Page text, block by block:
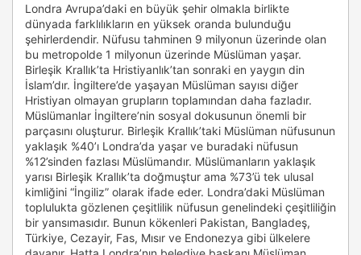
Londra Avrupa’daki en büyük şehir olmakla birlikte
dünyada farklılıkların en yüksek oranda bulunduğu
şehirlerdendir. Nüfusu tahminen 9 milyonun üzerinde olan
bu metropolde 1 milyonun üzerinde Müslüman yaşar.
Birleşik Krallık’ta Hristiyanlık’tan sonraki en yaygın din
İslam’dır. İngiltere’de yaşayan Müslüman sayısı diğer
Hristiyan olmayan grupların toplamından daha fazladır.
Müslümanlar İngiltere’nin sosyal dokusunun önemli bir
parçasını oluşturur. Birleşik Krallık’taki Müslüman nüfusunun
yaklaşık %40’ı Londra’da yaşar ve buradaki nüfusun
%12’sinden fazlası Müslümandır. Müslümanların yaklaşık
yarısı Birleşik Krallık’ta doğmuştur ama %73’ü tek ulusal
kimliğini “İngiliz” olarak ifade eder. Londra’daki Müslüman
toplulukta gözlenen çeşitlilik nüfusun genelindeki çeşitliliğin
bir yansımasıdır. Bunun kökenleri Pakistan, Bangladeş,
Türkiye, Cezayir, Fas, Mısır ve Endonezya gibi ülkelere